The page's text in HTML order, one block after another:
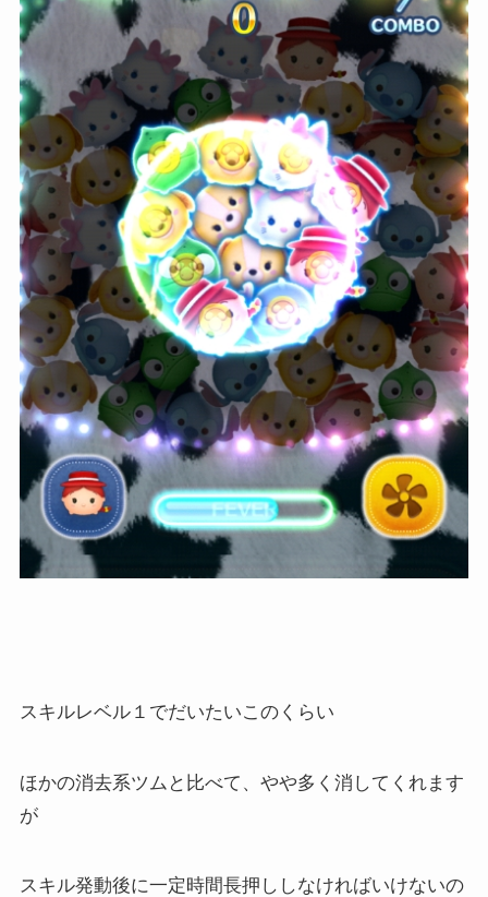
スキルレベル１でだいたいこのくらい
ほかの消去系ツムと比べて、やや多く消してくれます
が
スキル発動後に一定時間長押ししなければいけないの